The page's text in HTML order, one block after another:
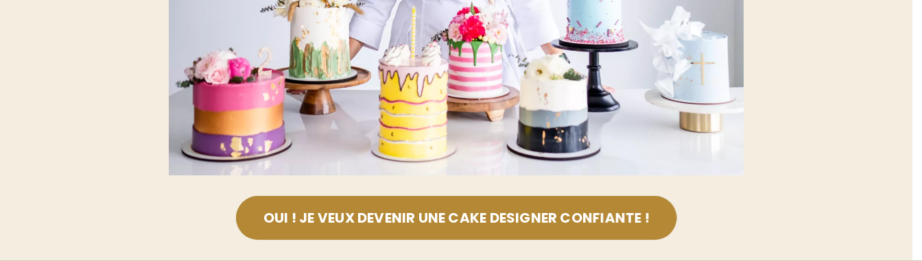
OUI ! JE VEUX DEVENIR UNE CAKE DESIGNER CONFIANTE !